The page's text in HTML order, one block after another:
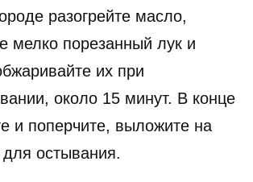
разогрейте масло,
мелко порезанный лук и
их при
около 15 минут. В конце
и поперчите, выложите на
для остывания.